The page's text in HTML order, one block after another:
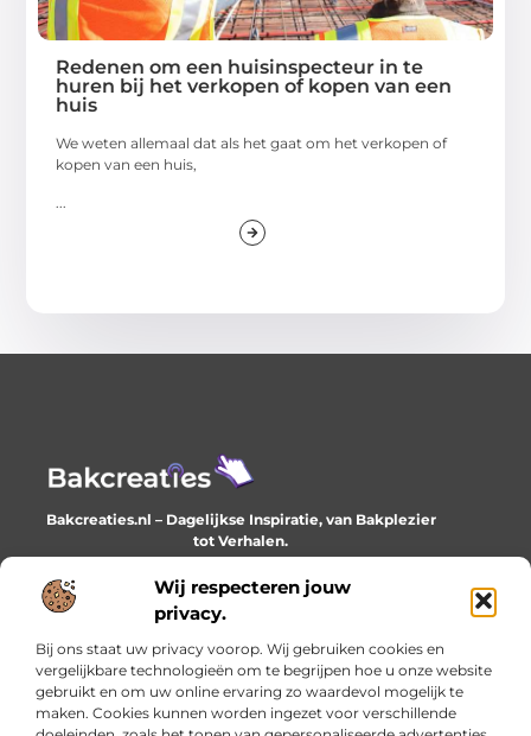
Wij respecteren jouw
privacy.
Bij ons staat uw privacy voorop. Wij gebruiken cookies en
vergelijkbare technologieën om te begrijpen hoe u onze website
gebruikt en om uw online ervaring zo waardevol mogelijk te
maken. Cookies kunnen worden ingezet voor verschillende
Redenen om een huisinspecteur in te
huren bij het verkopen of kopen van een
huis
We weten allemaal dat als het gaat om het verkopen of
kopen van een huis,
...
Bakcreaties.nl – Dagelijkse Inspiratie, van Bakplezier
tot Verhalen.
Ontdek unieke en creatieve verhalen die je elke dag
verrijken en inspireren.
Onze informatie